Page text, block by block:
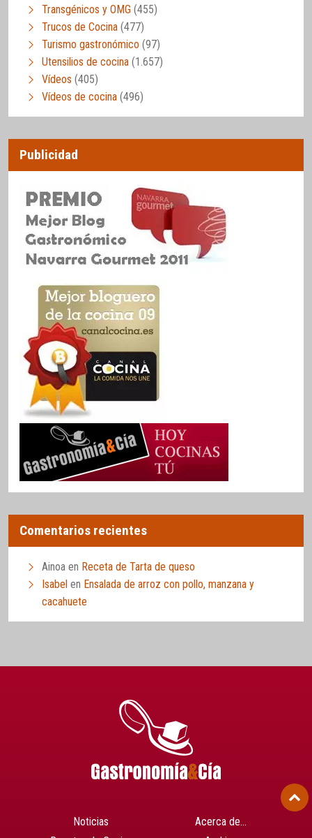
Transgénicos y OMG (455)
Trucos de Cocina (477)
Turismo gastronómico (97)
Utensilios de cocina (1.657)
Vídeos (405)
Vídeos de cocina (496)
Publicidad
Comentarios recientes
Ainoa en Receta de Tarta de queso
Isabel en Ensalada de arroz con pollo, manzana y
cacahuete
Noticias
Acerca de…